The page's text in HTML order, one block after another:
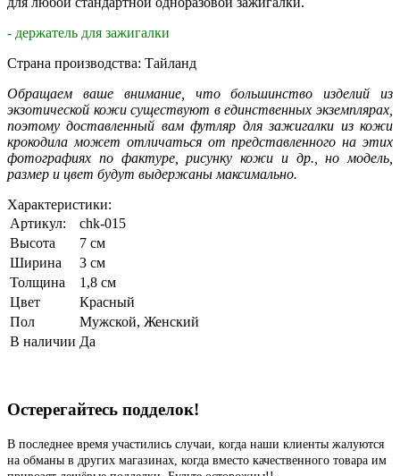
- держатель для зажигалки
Страна производства: Тайланд
Обращаем ваше внимание, что большинство изделий из
экзотической кожи существуют в единственных экземплярах,
поэтому доставленный вам футляр для зажигалки из кожи
крокодила может отличаться от представленного на этих
фотографиях по фактуре, рисунку кожи и др., но модель,
размер и цвет будут выдержаны максимально.
Характеристики:
Артикул:
chk-015
Высота
7 см
Ширина
3 см
Толщина
1,8 см
Цвет
Красный
Пол
Мужской, Женский
В наличии Да
Остерегайтесь подделок!
В последнее время участились случаи, когда наши клиенты жалуются
на обманы в других магазинах, когда вместо качественного товара им